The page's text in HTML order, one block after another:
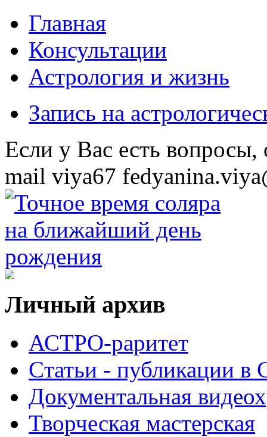
Главная
Консультации
Астрология и жизнь
Запись на
Eсли у Вас есть
mail viya67
Личный архив
АСТРО-раритет
Cтатьи - публикации
Документальная
Творческая мастерская